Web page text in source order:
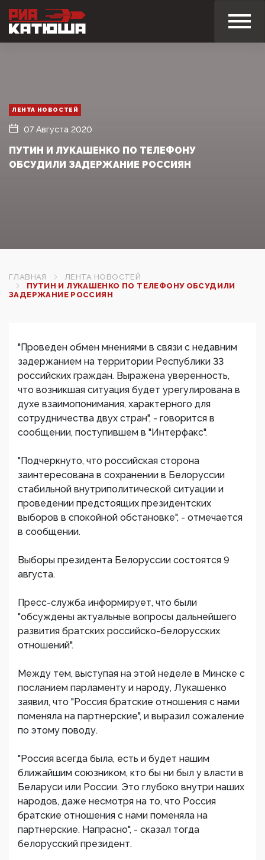
ЛЕНТА НОВОСТЕЙ
07 Августа 2020
ПУТИН И ЛУКАШЕНКО ПО ТЕЛЕФОНУ
ОБСУДИЛИ ЗАДЕРЖАНИЕ РОССИЯН
ГЛАВНАЯ
ЛЕНТА НОВОСТЕЙ
ПУТИН И ЛУКАШЕНКО ПО ТЕЛЕФОНУ ОБСУДИЛИ
ЗАДЕРЖАНИЕ РОССИЯН
"Проведен обмен мнениями в связи с недавним
задержанием на территории Республики 33
российских граждан. Выражена уверенность,
что возникшая ситуация будет урегулирована в
духе взаимопонимания, характерного для
сотрудничества двух стран", - говорится в
сообщении, поступившем в "Интерфакс".
"Подчеркнуто, что российская сторона
заинтересована в сохранении в Белоруссии
стабильной внутриполитической ситуации и
проведении предстоящих президентских
выборов в спокойной обстановке", - отмечается
в сообщении.
Выборы президента Белоруссии состоятся 9
августа.
Пресс-служба информирует, что были
"обсуждены актуальные вопросы дальнейшего
развития братских российско-белорусских
отношений".
Между тем, выступая на этой неделе в Минске с
посланием парламенту и народу, Лукашенко
заявил, что "Россия братские отношения с нами
поменяла на партнерские", и выразил сожаление
по этому поводу.
"Россия всегда была, есть и будет нашим
ближайшим союзником, кто бы ни был у власти в
Беларуси или России. Это глубоко внутри наших
народов, даже несмотря на то, что Россия
братские отношения с нами поменяла на
партнерские. Напрасно", - сказал тогда
белорусский президент.